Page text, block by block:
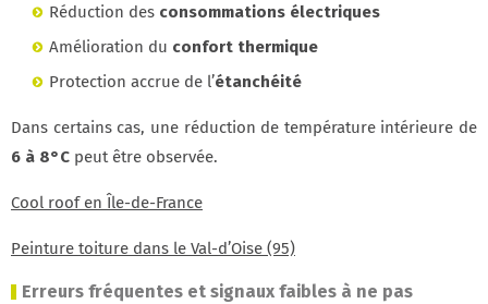
Réduction des consommations électriques
Amélioration du confort thermique
Protection accrue de l’étanchéité
Dans certains cas, une réduction de température intérieure de
6 à 8°C peut être observée.
Cool roof en Île-de-France
Peinture toiture dans le Val-d’Oise (95)
Erreurs fréquentes et signaux faibles à ne pas